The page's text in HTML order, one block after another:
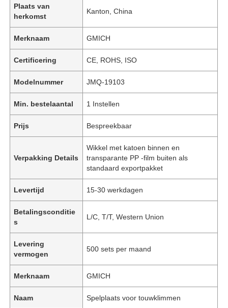
Plaats van
herkomst
Kanton, China
Merknaam GMICH
Certificering CE, ROHS, ISO
Modelnummer JMQ-19103
Min. bestelaantal 1 Instellen
Prijs Bespreekbaar
Verpakking Details
Wikkel met katoen binnen en
transparante PP -film buiten als
standaard exportpakket
Levertijd 15-30 werkdagen
Betalingsconditie
s
L/C, T/T, Western Union
Levering
vermogen
500 sets per maand
Merknaam GMICH
Naam Spelplaats voor touwklimmen